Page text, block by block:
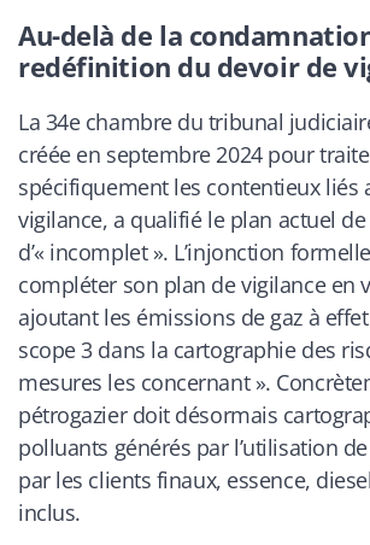
Au-delà de la
redéfinition du devoir de
La 34e chambre du tribunal
créée en septembre 2024 pour
spécifiquement les contentieux liés
vigilance, a qualifié le plan actuel
d’« incomplet ». L’injonction
compléter son plan de vigilance en
ajoutant les émissions de gaz à
scope 3 dans la cartographie des
mesures les concernant ».
pétrogazier doit désormais
polluants générés par l’utilisation
par les clients finaux, essence,
inclus.